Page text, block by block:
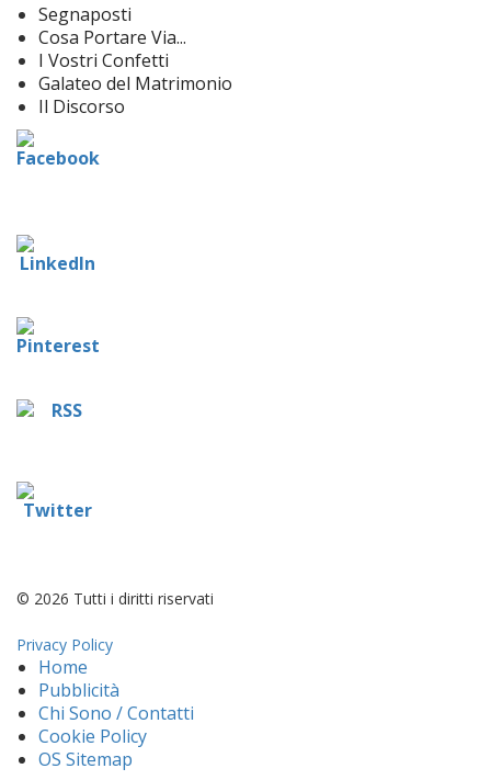
Segnaposti
Cosa Portare Via...
I Vostri Confetti
Galateo del Matrimonio
Il Discorso
© 2026 Tutti i diritti riservati
Privacy Policy
Home
Pubblicità
Chi Sono / Contatti
Cookie Policy
OS Sitemap